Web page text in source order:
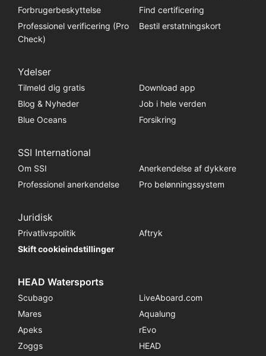
Forbrugerbeskyttelse
Find certificering
Professionel verificering (Pro
Check)
Bestil erstatningskort
Ydelser
Tilmeld dig gratis
Download app
Blog & Nyheder
Job i hele verden
Blue Oceans
Forsikring
SSI International
Om SSI
Anerkendelse af dykkere
Professionel anerkendelse
Pro belønningssystem
Juridisk
Privatlivspolitik
Aftryk
Skift cookieindstillinger
HEAD Watersports
Scubago
LiveAboard.com
Mares
Aqualung
Apeks
rEvo
Zoggs
HEAD